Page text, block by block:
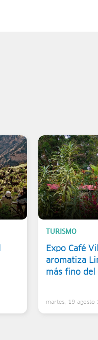
TURISMO
Expo Café
aromatiza
más fino del
martes, 19 agosto